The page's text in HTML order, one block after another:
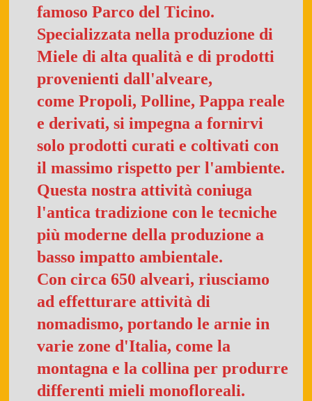
famoso Parco del Ticino.
Specializzata nella produzione di
Miele di alta qualità e di prodotti
provenienti dall'alveare,
come Propoli, Polline, Pappa reale
e derivati, si impegna a fornirvi
solo prodotti curati e coltivati con
il massimo rispetto per l'ambiente.
Questa nostra attività coniuga
l'antica tradizione con le tecniche
più moderne della produzione a
basso impatto ambientale.
Con circa 650 alveari, riusciamo
ad effetturare attività di
nomadismo, portando le arnie in
varie zone d'Italia, come la
montagna e la collina per produrre
differenti mieli monofloreali.